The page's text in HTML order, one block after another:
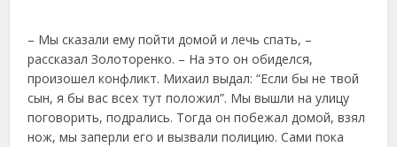
– Мы сказали ему пойти домой и лечь спать, –
рассказал Золоторенко. – На это он обиделся,
произошел конфликт. Михаил выдал: “Если бы не твой
сын, я бы вас всех тут положил”. Мы вышли на улицу
поговорить, подрались. Тогда он побежал домой, взял
нож, мы заперли его и вызвали полицию. Сами пока